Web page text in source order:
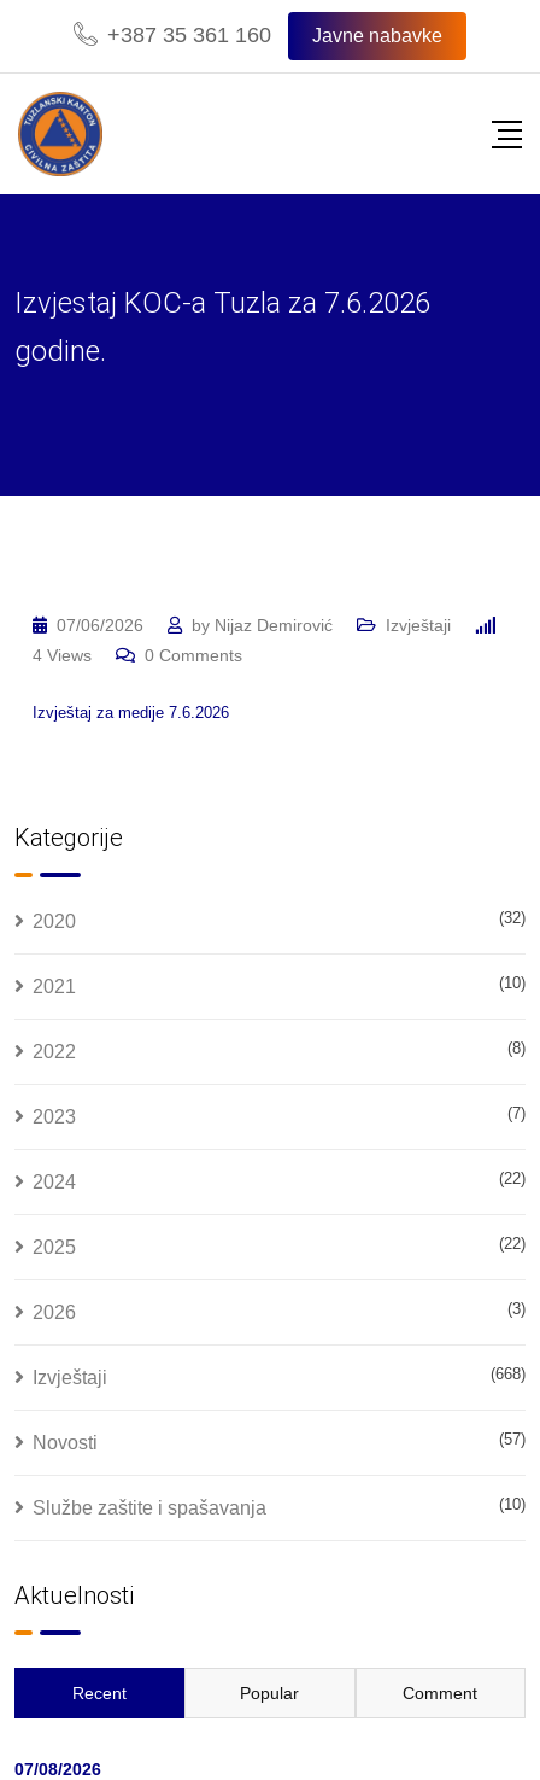
content
+387 35 361 160 Javne nabavke
Izvjestaj KOC-a Tuzla za 7.6.2026
godine.
07/06/2026 by Nijaz Demirović
Izvještaji
4 Views 0 Comments
Izvještaj za medije 7.6.2026
Kategorije
2020 (32)
2021 (10)
2022 (8)
2023 (7)
2024 (22)
2025 (22)
2026 (3)
Izvještaji (668)
Novosti (57)
Službe zaštite i spašavanja (10)
Aktuelnosti
Recent Popular Comment
07/08/2026